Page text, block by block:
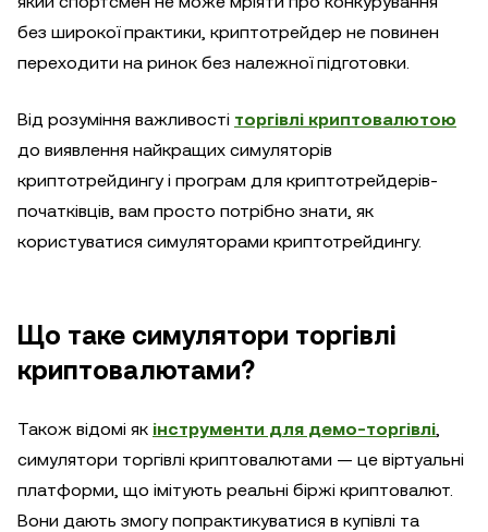
без широкої практики, криптотрейдер не повинен
переходити на ринок без належної підготовки.
Від розуміння важливості торгівлі криптовалютою
до виявлення найкращих симуляторів
криптотрейдингу і програм для криптотрейдерів-
початківців, вам просто потрібно знати, як
користуватися симуляторами криптотрейдингу.
Що таке симулятори торгівлі
криптовалютами?
Також відомі як інструменти для демо-торгівлі,
симулятори торгівлі криптовалютами — це віртуальні
платформи, що імітують реальні біржі криптовалют.
Вони дають змогу попрактикуватися в купівлі та